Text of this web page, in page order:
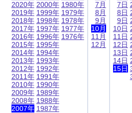
2020年
2019年
2018年
2017年
2016年
2015年
2014年
2013年
2012年
2011年
2010年
2009年
2008年
2007年
2000年
1999年
1998年
1997年
1996年
1995年
1994年
1993年
1992年
1991年
1990年
1989年
1988年
1987年
1980年
1979年
1978年
1977年
1976年
7月
8月
9月
10月
11月
12月
7日
8日
9日
10日
11日
12日
13日
14日
15日